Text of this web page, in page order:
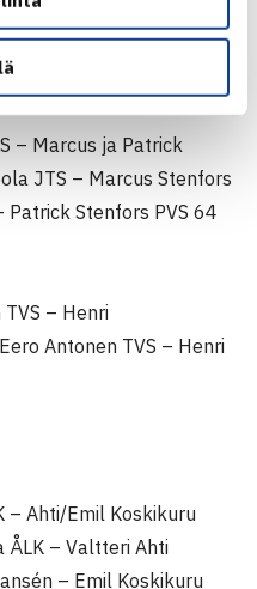
VarTe 46 63 [11-9],
Koskinen Smash/Kotka
– Marcus ja Patrick
JTS – Marcus Stenfors
Patrick Stenfors PVS 64
– Henri
Antonen TVS – Henri
– Ahti/Emil Koskikuru
ÅLK – Valtteri Ahti
– Emil Koskikuru